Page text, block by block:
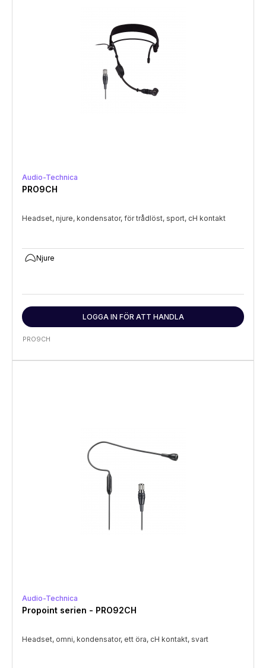
Audio-Technica
PRO9CH
Headset, njure, kondensator, för trådlöst, sport, cH kontakt
Njure
LOGGA IN FÖR ATT HANDLA
PRO9CH
Audio-Technica
Propoint serien - PRO92CH
Headset, omni, kondensator, ett öra, cH kontakt, svart